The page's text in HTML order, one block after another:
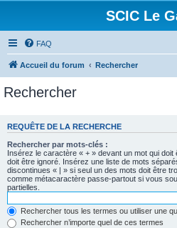
SCIC Le
FAQ
Accueil du forum Rechercher
Rechercher
REQUÊTE DE LA RECHERCHE
Rechercher par mots-clés :
Insérez le caractère « + » devant un mot qui
doit être ignoré. Insérez une liste de mots
discontinues « | » si seul un des mots doit être
comme métacaractère passe-partout si vous
partielles.
Rechercher tous les termes ou utiliser une
Rechercher n’importe quel de ces termes